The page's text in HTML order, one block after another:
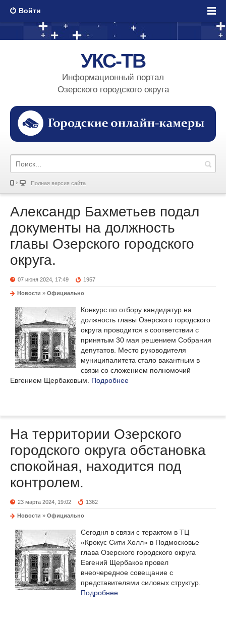
Войти
УКС-ТВ
Информационный портал
Озерского городского округа
Полная версия сайта
Александр Бахметьев подал
документы на должность
главы Озерского городского
округа.
07 июня 2024, 17:49 1957
Новости » Официально
Конкурс по отбору кандидатур на
должность главы Озерского городского
округа проводится в соответствии с
принятым 30 мая решением Собрания
депутатов. Место руководителя
муниципалитета стало вакантным в
связи со сложением полномочий
Евгением Щербаковым. Подробнее
На территории Озерского
городского округа обстановка
спокойная, находится под
контролем.
23 марта 2024, 19:02 1362
Новости » Официально
Сегодня в связи с терактом в ТЦ
«Крокус Сити Холл» в Подмосковье
глава Озерского городского округа
Евгений Щербаков провел
внеочередное совещание с
представителями силовых структур.
Подробнее